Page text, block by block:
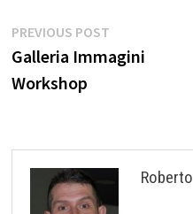
Navigazione
articoli
PREVIOUS POSTPrevious
post:
Galleria Immagini
Workshop
Roberto